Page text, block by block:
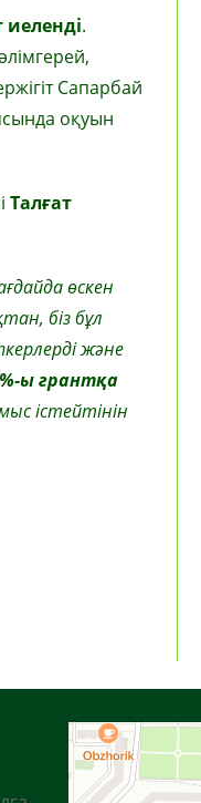
иеленді.
Сапарбай
оқуын
Талғат
өскен
біз бұл
және
ы грантқа
істейтінін
Алға
Яндекс Карталар —